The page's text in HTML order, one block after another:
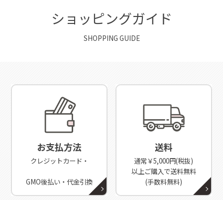
ショッピングガイド
SHOPPING GUIDE
お支払方法
クレジットカード・
GMO後払い・代金引換
送料
通常￥5,000円(税抜)
以上ご購入で送料無料
(手数料無料)